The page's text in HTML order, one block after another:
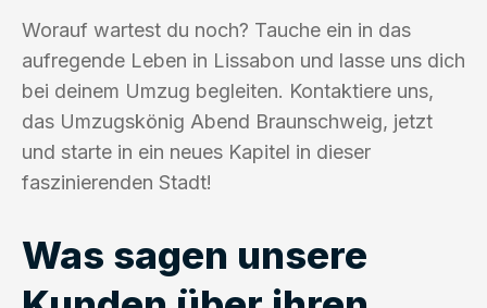
Worauf wartest du noch? Tauche ein in das
aufregende Leben in Lissabon und lasse uns dich
bei deinem Umzug begleiten. Kontaktiere uns,
das Umzugskönig Abend Braunschweig, jetzt
und starte in ein neues Kapitel in dieser
faszinierenden Stadt!
Was sagen unsere